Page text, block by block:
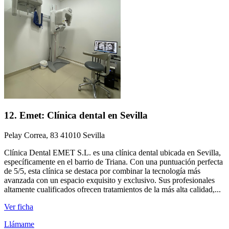
12. Emet: Clínica dental en Sevilla
Pelay Correa, 83 41010 Sevilla
Clínica Dental EMET S.L. es una clínica dental ubicada en Sevilla,
específicamente en el barrio de Triana. Con una puntuación perfecta
de 5/5, esta clínica se destaca por combinar la tecnología más
avanzada con un espacio exquisito y exclusivo. Sus profesionales
altamente cualificados ofrecen tratamientos de la más alta calidad,...
Ver ficha
Llámame